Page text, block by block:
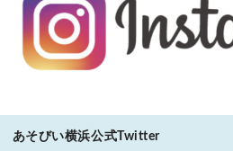
あそびい横浜公式Twitter